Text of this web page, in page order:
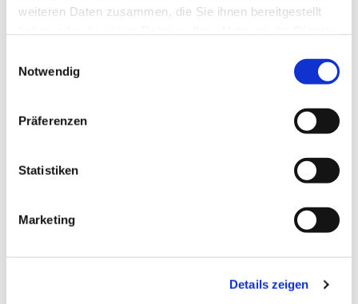
weiteren Daten zusammen, die Sie ihnen bereitgestellt
Notwendig
Präferenzen
Statistiken
Marketing
Details zeigen